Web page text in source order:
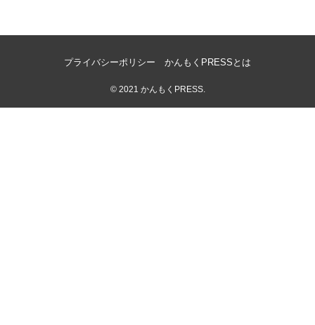
プライバシーポリシー かんもくPRESSとは
©2021 かんもくPRESS.